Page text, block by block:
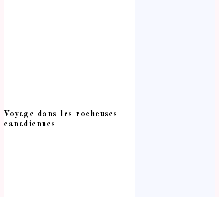
Voyage dans les rocheuses
canadiennes